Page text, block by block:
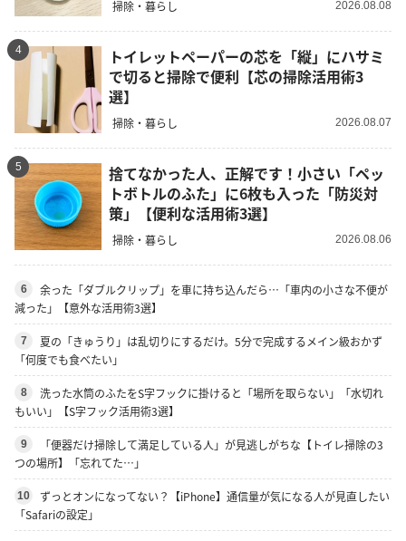
掃除・暮らし 2026.08.08
4
トイレットペーパーの芯を「縦」にハサミ
で切ると掃除で便利【芯の掃除活用術3
選】
掃除・暮らし 2026.08.07
5
捨てなかった人、正解です！小さい「ペッ
トボトルのふた」に6枚も入った「防災対
策」【便利な活用術3選】
掃除・暮らし 2026.08.06
6
余った「ダブルクリップ」を車に持ち込んだら…「車内の小さな不便が
減った」【意外な活用術3選】
7
夏の「きゅうり」は乱切りにするだけ。5分で完成するメイン級おかず
「何度でも食べたい」
8
洗った水筒のふたをS字フックに掛けると「場所を取らない」「水切れ
もいい」【S字フック活用術3選】
9
「便器だけ掃除して満足している人」が見逃しがちな【トイレ掃除の3
つの場所】「忘れてた…」
10
ずっとオンになってない？【iPhone】通信量が気になる人が見直したい
「Safariの設定」